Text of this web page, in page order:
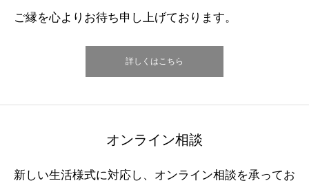
ご縁を心よりお待ち申し上げております。
詳しくはこちら
オンライン相談
新しい生活様式に対応し、オンライン相談を承ってお